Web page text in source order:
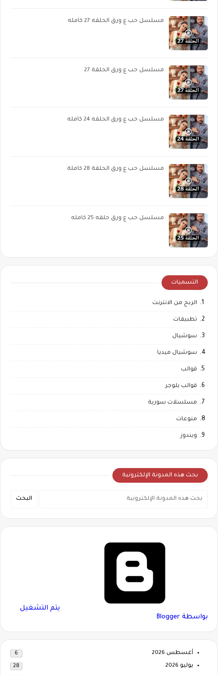
مسلسل حب ع ورق الحلقه 27 كامله
مسلسل حب ع ورق الحلقة 27
مسلسل حب ع ورق الحلقه 24 كامله
مسلسل حب ع ورق الحلقة 28 كاملة
مسلسل حب ع ورق حلقه 25 كامله
التسميات
الربح من الانترنت
تطبيقات
سوشيال
سوشيال ميديا
قوالب
قوالب بلوجر
مسلسلات سورية
منوعات
ويندوز
بحث هذه المدونة الإلكترونية
‏يتم التشغيل
بواسطة Blogger
أغسطس 2026 6
يوليو 2026 28